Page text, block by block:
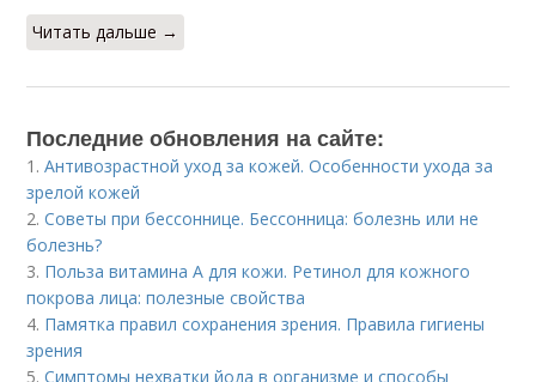
Читать дальше →
Последние обновления на сайте:
1.Антивозрастной уход за кожей. Особенности ухода за
зрелой кожей
2.Советы при бессоннице. Бессонница: болезнь или не
болезнь?
3. Польза витамина А для кожи. Ретинол для кожного
покрова лица: полезные свойства
4. Памятка правил сохранения зрения. Правила гигиены
зрения
5.Симптомы нехватки йода в организме и способы